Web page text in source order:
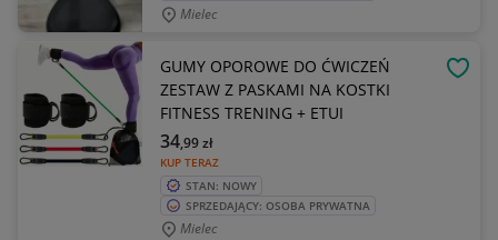
Mielec
GUMY OPOROWE DO ĆWICZEŃ
ZESTAW Z PASKAMI NA KOSTKI
FITNESS TRENING + ETUI
KUP TERAZ
34,99zł
STAN: NOWY
SPRZEDAJĄCY: OSOBA PRYWATNA
Mielec